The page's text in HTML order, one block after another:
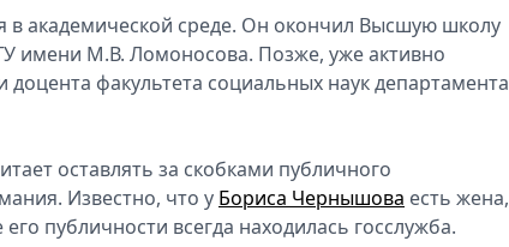
в академической среде. Он окончил Высшую школу
имени М.В. Ломоносова. Позже, у‍же активно
факультета социальных наук департамента
оставлять за скобками публичного
Известно, что у Бориса Чернышова есть жена,
публичности всегда находилась госслужба.